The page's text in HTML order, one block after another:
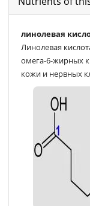
линолевая
Линолевая
омега-6-жирных
кожи и нервных